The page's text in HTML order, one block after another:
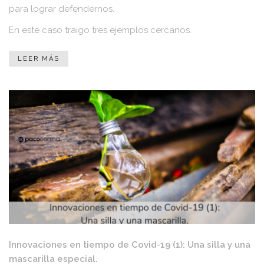
para lograr defendernos.
En este caso traigo tres ejemplos cercanos.
LEER MÁS
Innovaciones en tiempo de Covid-19 (1): Una silla y una
mascarilla especial.